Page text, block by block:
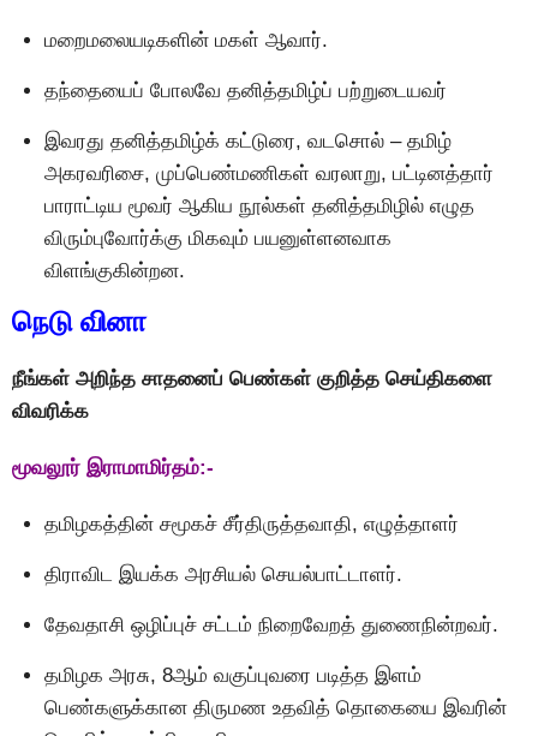
மறைமலையடிகளின் மகள் ஆவார்.
தந்தையைப் போலவே தனித்தமிழ்ப் பற்றுடையவர்
இவரது தனித்தமிழ்க் கட்டுரை, வடசொல் – தமிழ்
அகரவரிசை, முப்பெண்மணிகள் வரலாறு, பட்டினத்தார்
பாராட்டிய மூவர் ஆகிய நூல்கள் தனித்தமிழில் எழுத
விரும்புவோர்க்கு மிகவும் பயனுள்ளனவாக
விளங்குகின்றன.
நெடு வினா
நீங்கள் அறிந்த சாதனைப் பெண்கள் குறித்த செய்திகளை
விவரிக்க
மூவலூர் இராமாமிர்தம்:-
தமிழகத்தின் சமூகச் சீர்திருத்தவாதி, எழுத்தாளர்
திராவிட இயக்க அரசியல் செயல்பாட்டாளர்.
தேவதாசி ஒழிப்புச் சட்டம் நிறைவேறத் துணைநின்றவர்.
தமிழக அரசு, 8ஆம் வகுப்புவரை படித்த இளம்
பெண்களுக்கான திருமண உதவித் தொகையை இவரின்